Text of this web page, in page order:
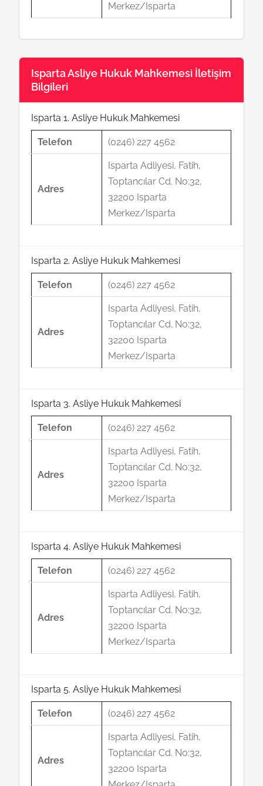
Merkez/Isparta
Isparta Asliye Hukuk Mahkemesi İletişim
Bilgileri
Isparta 1. Asliye Hukuk Mahkemesi
Telefon (0246) 227 4562
Adres
Isparta Adliyesi, Fatih,
Toptancılar Cd. No:32,
32200 Isparta
Merkez/Isparta
Isparta 2. Asliye Hukuk Mahkemesi
Telefon (0246) 227 4562
Adres
Isparta Adliyesi, Fatih,
Toptancılar Cd. No:32,
32200 Isparta
Merkez/Isparta
Isparta 3. Asliye Hukuk Mahkemesi
Telefon (0246) 227 4562
Adres
Isparta Adliyesi, Fatih,
Toptancılar Cd. No:32,
32200 Isparta
Merkez/Isparta
Isparta 4. Asliye Hukuk Mahkemesi
Telefon (0246) 227 4562
Adres
Isparta Adliyesi, Fatih,
Toptancılar Cd. No:32,
32200 Isparta
Merkez/Isparta
Isparta 5. Asliye Hukuk Mahkemesi
Telefon (0246) 227 4562
Adres
Isparta Adliyesi, Fatih,
Toptancılar Cd. No:32,
32200 Isparta